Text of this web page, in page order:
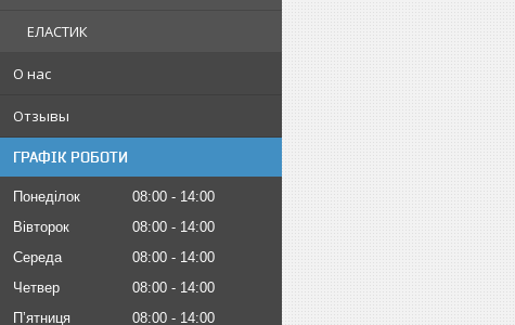
ЕЛАСТИК
О нас
Отзывы
ГРАФІК РОБОТИ
Понеділок 08:00
14:00
Вівторок
08:00
14:00
Середа
08:00
14:00
Четвер
08:00
14:00
Пʼятниця
08:00
14:00